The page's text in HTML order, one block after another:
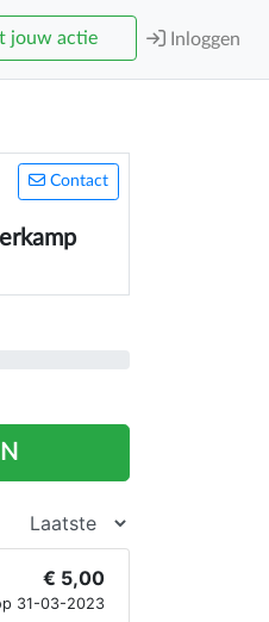
jouw actie Inloggen
Contact
€ 5,00
31-03-2023